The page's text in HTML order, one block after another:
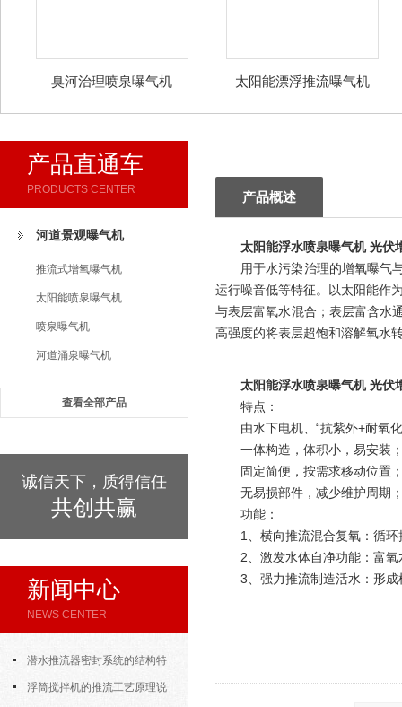
臭河治理喷泉曝气机 太阳能漂浮推流曝气机
产品直通车
PRODUCTS CENTER
河道景观曝气机
推流式增氧曝气机
太阳能喷泉曝气机
喷泉曝气机
河道涌泉曝气机
查看全部产品
诚信天下，质得信任
共创共赢
新闻中心
NEWS CENTER
潜水推流器密封系统的结构特
点与渗漏故障处理
浮筒搅拌机的推流工艺原理说
产品概述
太阳能浮水喷泉曝气机 光伏
用于水污染治理的增氧曝气
运行噪音低等特征。以太阳能作
与表层富氧水混合；表层富含水
高强度的将表层超饱和溶解氧水
太阳能浮水喷泉曝气机 光伏
特点：
由水下电机、“抗紫外+耐氧
一体构造，体积小，易安装
固定简便，按需求移动位置
无易损部件，减少维护周期
功能：
1、横向推流混合复氧：循
2、激发水体自净功能：富
3、强力推流制造活水：形